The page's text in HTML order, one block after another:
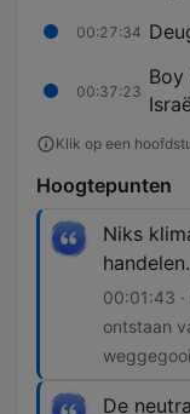
00:27:34
00:37:23
Klik op een
Hoogtepunten
Niks
handelen.
00:01:43
ontstaan
De